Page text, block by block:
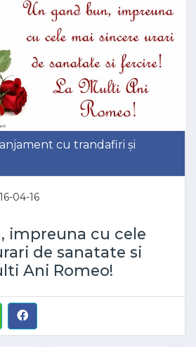
cu trandafiri și
04-16
impreuna cu cele
de sanatate si
Ani Romeo!